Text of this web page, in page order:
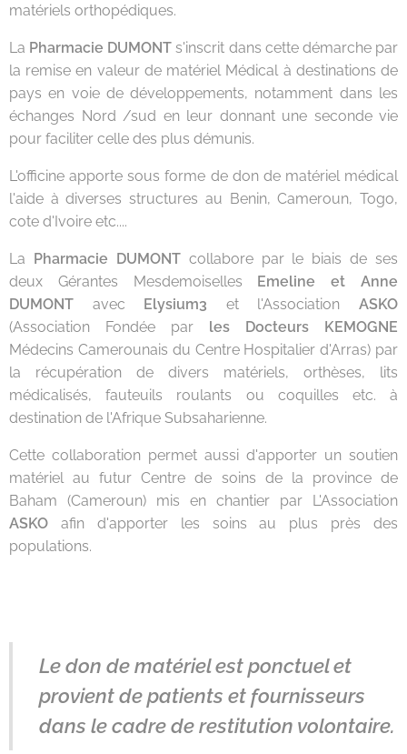
matériels orthopédiques.
La Pharmacie DUMONTs'inscrit dans cette démarche par
la remise en valeur de matériel Médical à destinations de
pays en voie de développements, notamment dans les
échanges Nord /sud en leur donnant une seconde vie
pour faciliter celle des plus démunis.
L'officine apporte sous forme de don de matériel médical
l'aide à diverses structures au Benin, Cameroun, Togo,
cote d'Ivoire etc....
La Pharmacie DUMONT collabore par le biais de ses
deux Gérantes Mesdemoiselles Emeline et Anne
DUMONT avec Elysium3 et l'AssociationASKO
(Association Fondée par les Docteurs KEMOGNE
Médecins Camerounais du Centre Hospitalier d'Arras) par
la récupération de divers matériels, orthèses, lits
médicalisés, fauteuils roulants ou coquilles etc. à
destination de l'Afrique Subsaharienne.
Cette collaboration permet aussi d'apporter un soutien
matériel au futur Centre de soins de la province de
Baham (Cameroun) mis en chantier par L'Association
ASKO afin d'apporter les soins au plus près des
populations.
Le don de matériel est ponctuel et
provient de patients et fournisseurs
dans le cadre de restitution volontaire.